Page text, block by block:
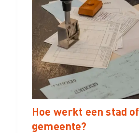
Hoe werkt een stad of
gemeente?